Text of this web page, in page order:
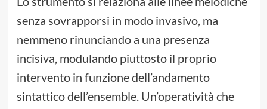
senza sovrapporsi in modo invasivo, ma
nemmeno rinunciando a una presenza
incisiva, modulando piuttosto il proprio
intervento in funzione dell’andamento
sintattico dell’ensemble. Un’operatività che